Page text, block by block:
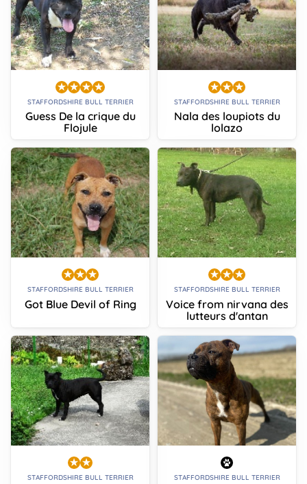
STAFFORDSHIRE BULL TERRIER
Guess De la crique du
Flojule
STAFFORDSHIRE BULL TERRIER
Nala des loupiots du
lolazo
STAFFORDSHIRE BULL TERRIER
Got Blue Devil of Ring
STAFFORDSHIRE BULL TERRIER
Voice from nirvana des
lutteurs d'antan
STAFFORDSHIRE BULL TERRIER STAFFORDSHIRE BULL TERRIER